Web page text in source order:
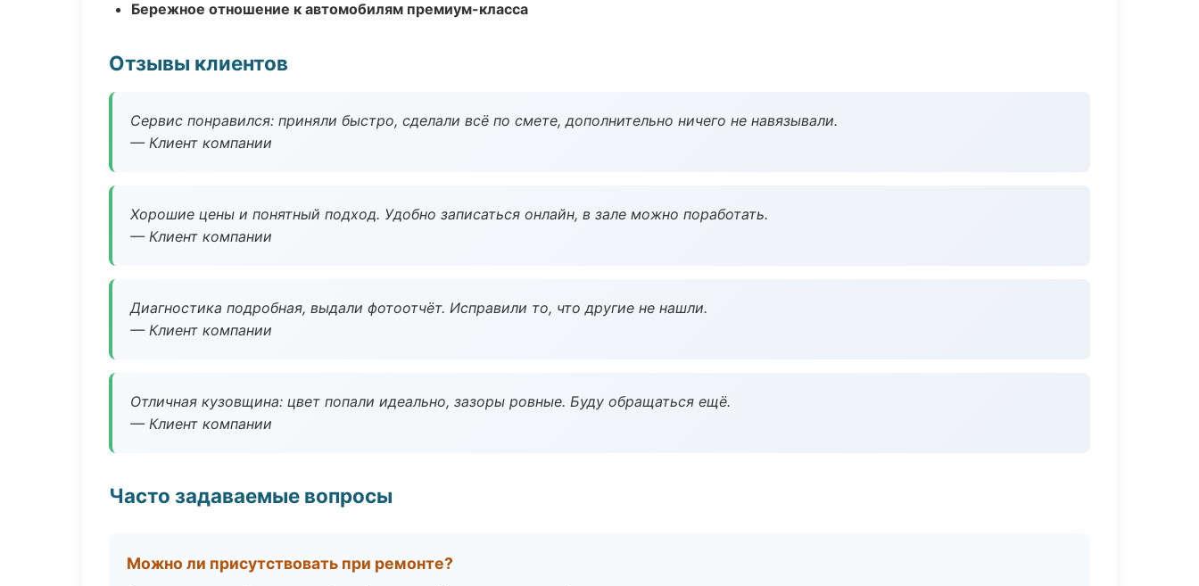
Бережное отношение к автомобилям премиум-класса
Отзывы клиентов
Сервис понравился: приняли быстро, сделали всё по смете, дополнительно ничего не навязывали.
— Клиент компании
Хорошие цены и понятный подход. Удобно записаться онлайн, в зале можно поработать.
— Клиент компании
Диагностика подробная, выдали фотоотчёт. Исправили то, что другие не нашли.
— Клиент компании
Отличная кузовщина: цвет попали идеально, зазоры ровные. Буду обращаться ещё.
— Клиент компании
Часто задаваемые вопросы
Можно ли присутствовать при ремонте?